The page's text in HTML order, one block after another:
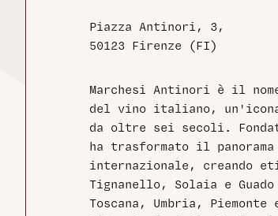
Piazza Antinori, 3,
50123 Firenze (FI)
Marchesi Antinori è il
del vino italiano,
da oltre sei secoli.
ha trasformato il
internazionale, creando
Tignanello, Solaia e
Toscana, Umbria,